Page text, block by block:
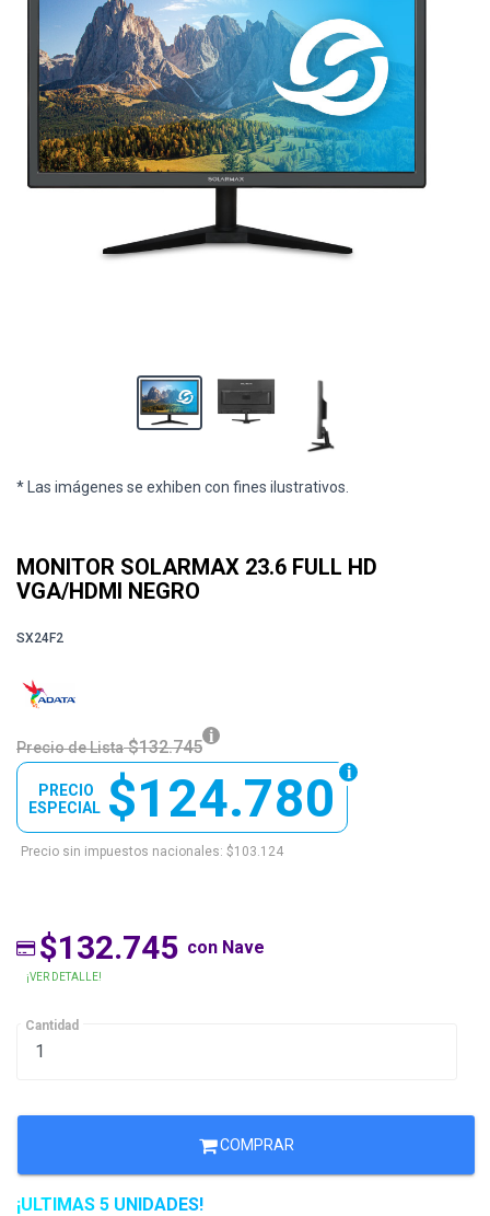
* Las imágenes se exhiben con fines ilustrativos.
MONITOR SOLARMAX 23.6 FULL HD
VGA/HDMI NEGRO
SX24F2
Precio de Lista $132.745
$124.780
PRECIO
ESPECIAL
Precio sin impuestos nacionales: $103.124
$132.745 con Nave
¡VER DETALLE!
Cantidad
COMPRAR
¡ULTIMAS 5 UNIDADES!